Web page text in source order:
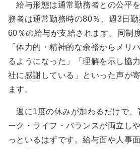
給与形態は通常勤務者との公平
務者は通常勤務時の80％、週3日
60％の給与が支給されます。同制
「体力的・精神的な余裕からメリ
るようになった」「理解を示し協
社に感謝している」といった声が
ます。
週に1度の休みが加わるだけで、
ーク・ライフ・バランスが両立し
っといるはずです。給与面や人事